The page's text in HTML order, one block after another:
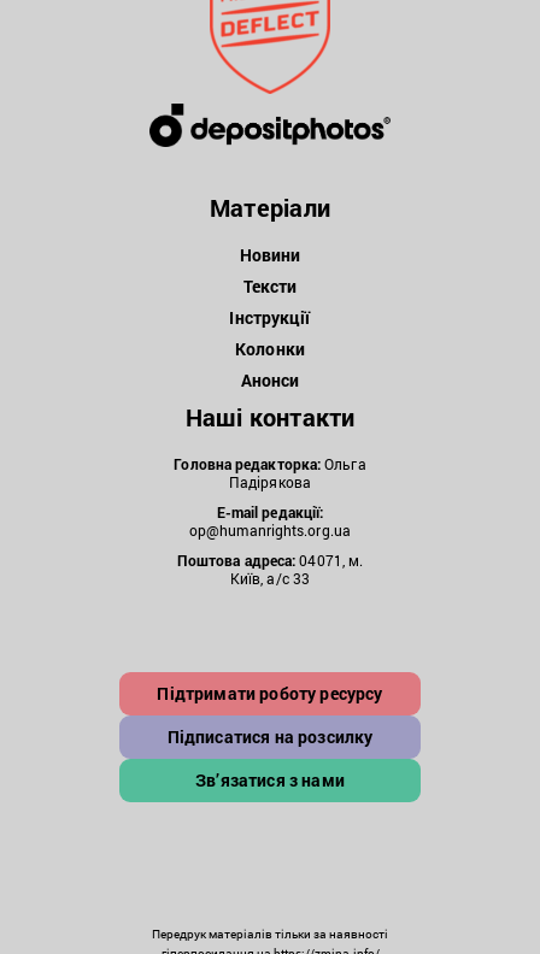
Матеріали
Новини
Тексти
Інструкції
Колонки
Анонси
Наші контакти
Головна редакторка:Ольга
Падірякова
E-mail редакції:
op@humanrights.org.ua
Поштова адреса:04071, м.
Київ, а/с 33
Підтримати роботу ресурсу
Підписатися на розсилку
Зв’язатися з нами
Передрук матеріалів тільки за наявності